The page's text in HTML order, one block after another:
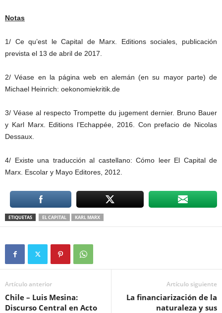
Notas
1/ Ce qu’est le Capital de Marx. Editions sociales, publicación
prevista el 13 de abril de 2017.
2/ Véase en la página web en alemán (en su mayor parte) de
Michael Heinrich: oekonomiekritik.de
3/ Véase al respecto Trompette du jugement dernier. Bruno Bauer
y Karl Marx. Editions l’Echappée, 2016. Con prefacio de Nicolas
Dessaux.
4/ Existe una traducción al castellano: Cómo leer El Capital de
Marx. Escolar y Mayo Editores, 2012.
ETIQUETAS EL CAPITAL KARL MARX
Artículo anterior
Chile – Luis Mesina:
Discurso Central en Acto
Artículo siguiente
La financiarización de la
naturaleza y sus